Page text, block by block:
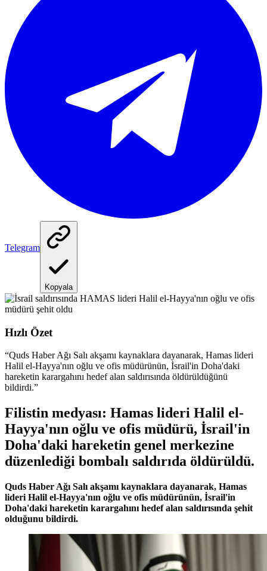
Telegram
Kopyala
Hızlı Özet
“Quds Haber Ağı Salı akşamı kaynaklara dayanarak, Hamas lideri
Halil el-Hayya'nın oğlu ve ofis müdürünün, İsrail'in Doha'daki
hareketin karargahını hedef alan saldırısında öldürüldüğünü
bildirdi.”
Filistin medyası: Hamas lideri Halil el-
Hayya'nın oğlu ve ofis müdürü, İsrail'in
Doha'daki hareketin genel merkezine
düzenlediği bombalı saldırıda öldürüldü.
Quds Haber Ağı Salı akşamı kaynaklara dayanarak, Hamas
lideri Halil el-Hayya'nın oğlu ve ofis müdürünün, İsrail'in
Doha'daki hareketin karargahını hedef alan saldırısında şehit
olduğunu bildirdi.